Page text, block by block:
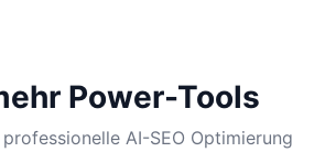
Power-Tools
AI-SEO Optimierung